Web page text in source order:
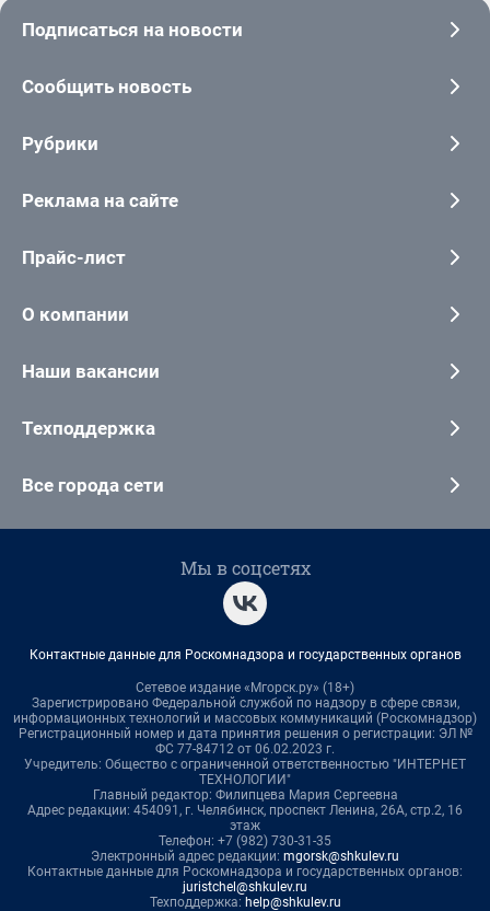
Подписаться на новости
Сообщить новость
Рубрики
Реклама на сайте
Прайс-лист
О компании
Наши вакансии
Техподдержка
Все города сети
Мы в соцсетях
Контактные данные для Роскомнадзора и государственных органов
Сетевое издание «Мгорск.ру» (18+)
Зарегистрировано Федеральной службой по надзору в сфере связи,
информационных технологий и массовых коммуникаций (Роскомнадзор)
Регистрационный номер и дата принятия решения о регистрации: ЭЛ №
ФС 77-84712 от 06.02.2023 г.
Учредитель: Общество с ограниченной ответственностью "ИНТЕРНЕТ
ТЕХНОЛОГИИ"
Главный редактор: Филипцева Мария Сергеевна
Адрес редакции: 454091, г. Челябинск, проспект Ленина, 26А, стр.2, 16
этаж
Телефон: +7 (982) 730-31-35
Электронный адрес редакции: mgorsk@shkulev.ru
Контактные данные для Роскомнадзора и государственных органов:
juristchel@shkulev.ru
Техподдержка: help@shkulev.ru